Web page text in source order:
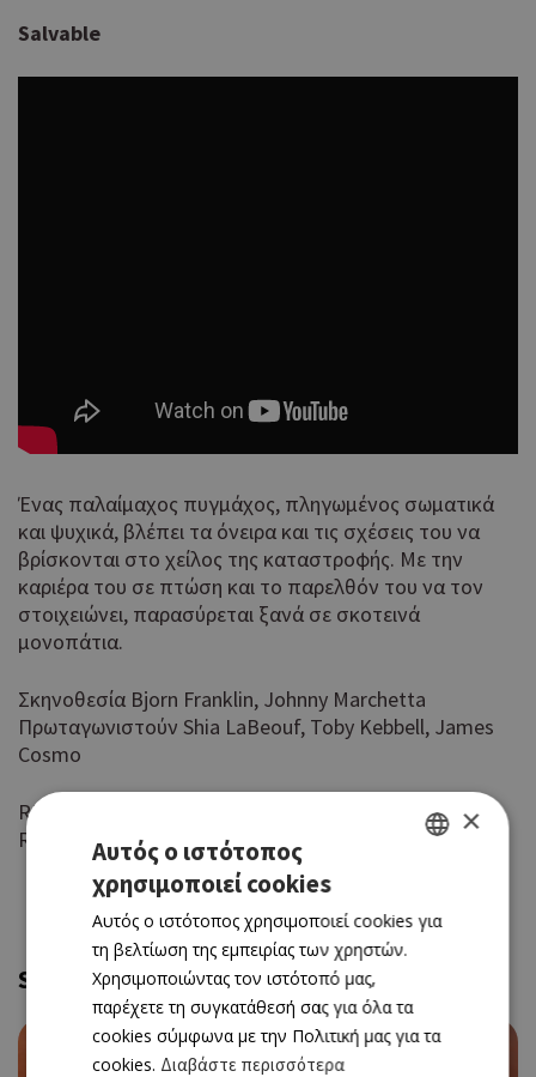
Salvable
Ένας παλαίμαχος πυγμάχος, πληγωμένος σωματικά
και ψυχικά, βλέπει τα όνειρα και τις σχέσεις του να
βρίσκονται στο χείλος της καταστροφής. Με την
καριέρα του σε πτώση και το παρελθόν του να τον
στοιχειώνει, παρασύρεται ξανά σε σκοτεινά
μονοπάτια.
Σκηνοθεσία Bjorn Franklin, Johnny Marchetta
Πρωταγωνιστούν Shia LaBeouf, Toby Kebbell, James
Cosmo
RΙΟ Premier Cinema (Νicosia Mall) 22.15
RIO (Λεμεσός) 22.00
Similar
ENGLISH
×
Αυτός ο ιστότοπος
χρησιμοποιεί cookies
Αυτός ο ιστότοπος χρησιμοποιεί cookies για
τη βελτίωση της εμπειρίας των χρηστών.
Χρησιμοποιώντας τον ιστότοπό μας,
παρέχετε τη συγκατάθεσή σας για όλα τα
cookies σύμφωνα με την Πολιτική μας για τα
cookies. Διαβάστε περισσότερα